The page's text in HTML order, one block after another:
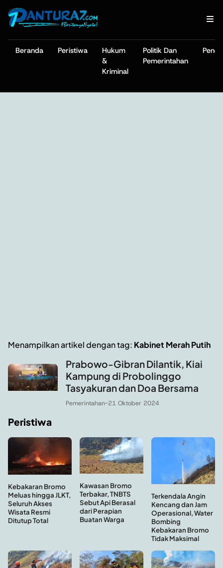
Beranda Peristiwa
Hukum
&
Kriminal
Politik Dan
Pemerintahan
Menampilkan artikel dengan tag: Kabinet Merah Putih
Prabowo-Gibran Dilantik, Kiai
Kampung di Probolinggo
Tasyakuran dan Doa Bersama
Pemerintahan-21 Oktober 2024
Peristiwa
Kebakaran Bromo
Meluas hingga JLKT,
Seluruh Akses
Wisata Resmi
Ditutup Total
Kawasan Bromo
Terbakar, TNBTS
Sebut Api Berasal
dari Perapian
Buatan Warga
Terkendala Angin
Kencang dan Jam
Operasional, Water
Bombing
Kebakaran Bromo
Tidak Maksimal